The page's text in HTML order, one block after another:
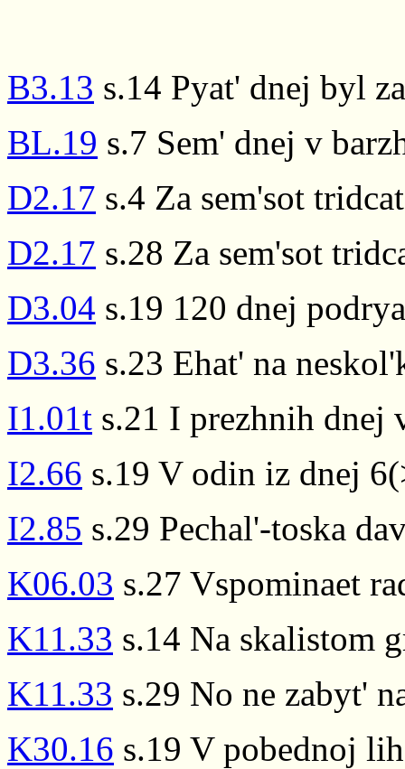
B3.13 s.14 Pyat' dnej byl
BL.19 s.7 Sem' dnej v
D2.17 s.4 Za sem'sot
D2.17 s.28 Za sem'sot
D3.04 s.19 120 dnej
D3.36 s.23 Ehat' na
I1.01t s.21 I prezhnih dnej
I2.66 s.19 V odin iz dnej
I2.85 s.29 Pechal'-toska
K06.03 s.27 Vspominaet
K11.33 s.14 Na skalistom
K11.33 s.29 No ne zabyt'
K30.16 s.19 V pobednoj